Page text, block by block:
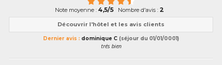
Note moyenne : 4,5/5 Nombre d'avis : 2
Découvrir l'hôtel et les avis clients
Dernier avis : dominique C (séjour du 01/01/0001)
trés bien